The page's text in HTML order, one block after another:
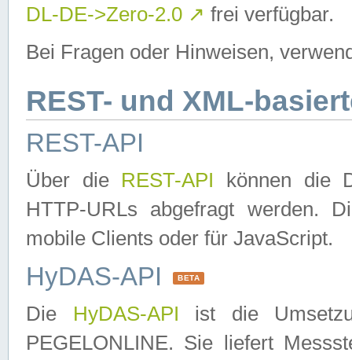
DL-DE->Zero-2.0 ↗ frei verfügbar.
Bei Fragen oder Hinweisen,
REST- und XML-
REST-API
Über die REST-API können die
HTTP-URLs abgefragt werden.
mobile Clients oder für JavaScript.
HyDAS-API BETA
Die HyDAS-API ist die
PEGELONLINE. Sie liefert